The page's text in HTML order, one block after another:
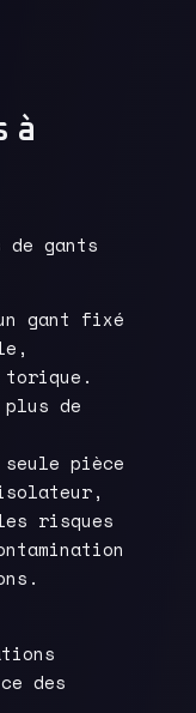
à
gants
gant fixé
torique.
de
pièce
risques
des